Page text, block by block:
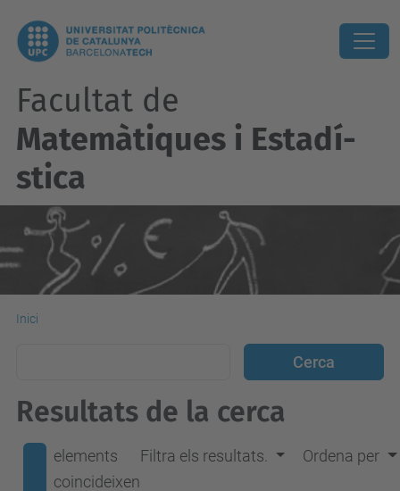
Facultat de
Matemàtiques i Estadí­
stica
Inici
Resultats de la cerca
elements
coincideixen
Filtra els resultats. Ordena per